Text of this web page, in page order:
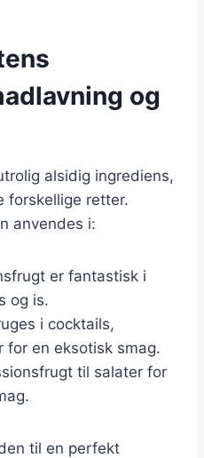
og
alsidig ingrediens,
forskellige retter.
anvendes i:
er fantastisk i
og is.
i cocktails,
for en eksotisk smag.
til salater for
til en perfekt